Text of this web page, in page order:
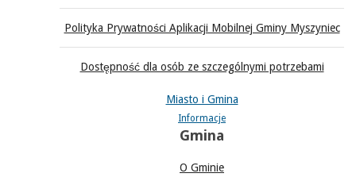
Polityka Prywatności Aplikacji Mobilnej Gminy Myszyniec
Dostępność dla osób ze szczególnymi potrzebami
Miasto i Gmina
Informacje
Gmina
O Gminie